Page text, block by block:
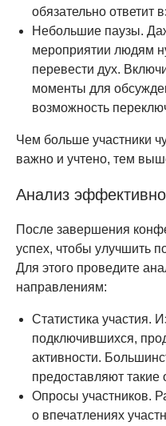
обязательно ответит
Небольшие паузы.
мероприятии людям
перевести дух.
моменты для
возможность
Чем больше участники
важно и учтено, тем
Анализ
После завершения
успех, чтобы улучшить
Для этого проведите
направлениям:
Статистика участия.
подключившихся,
активности.
предоставляют такие
Опросы участников.
о впечатлениях